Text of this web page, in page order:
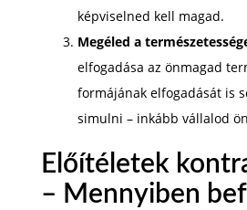
képviselned kell magad.
Megéled a
elfogadása az önmagad
formájának elfogadását is
simulni – inkább vállalod
Előítéletek
– Mennyiben